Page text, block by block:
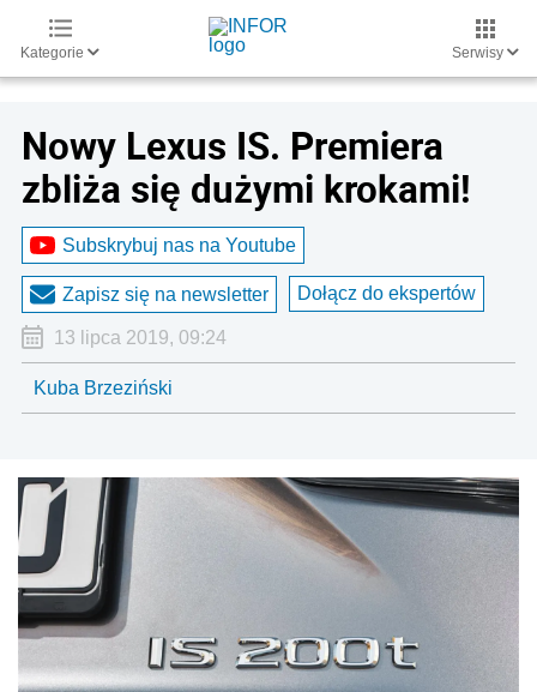
Kategorie Serwisy
Nowy Lexus IS. Premiera
zbliża się dużymi krokami!
Subskrybuj nas na Youtube
Zapisz się na newsletter Dołącz do ekspertów
13 lipca 2019, 09:24
Kuba Brzeziński